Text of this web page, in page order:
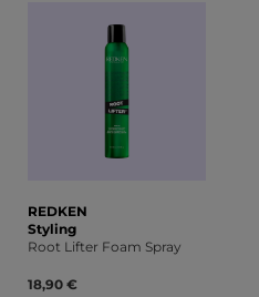
REDKEN
Styling
Root Lifter Foam Spray
18,90 €